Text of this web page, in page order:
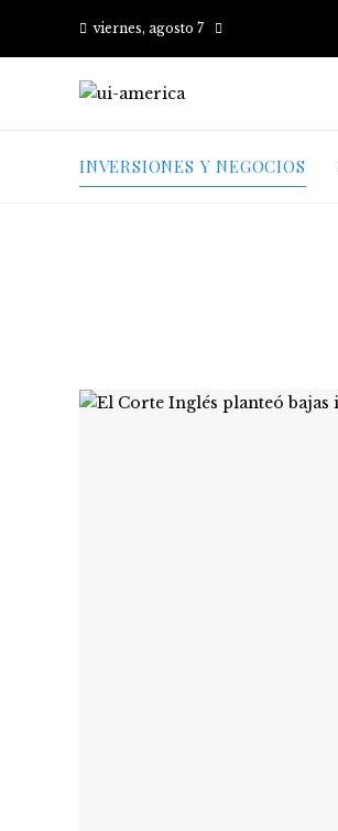
viernes, agosto 7
INVERSIONES Y NEGOCIOS